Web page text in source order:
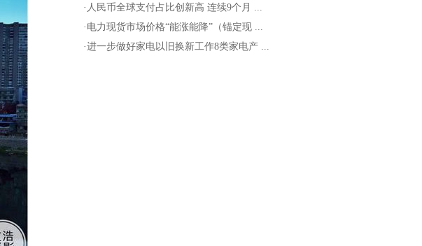
· 人民币全球支付占比创新高 连续9个月 ...
· 电力现货市场价格“能涨能降”（锚定现 ...
·进一步做好家电以旧换新工作8类家电产 ...